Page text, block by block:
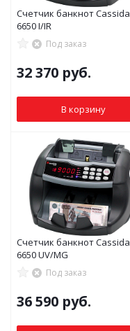
Счетчик банкнот Cassida
6650 I/IR
Под заказ
32 370 руб.
В корзину
Счетчик банкнот Cassida
6650 UV/MG
Под заказ
36 590 руб.